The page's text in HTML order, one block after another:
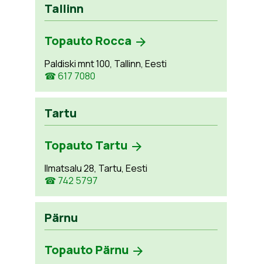
Tallinn
Topauto Rocca
Paldiski mnt 100, Tallinn, Eesti
☎ 617 7080
Tartu
Topauto Tartu
Ilmatsalu 28, Tartu, Eesti
☎ 742 5797
Pärnu
Topauto Pärnu